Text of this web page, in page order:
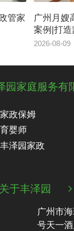
管家
广州月嫂
案例|打
2026-08-09
园家庭服务有
家政保姆
育婴师
丰泽园家政
关于丰泽园 
广州市
号天一